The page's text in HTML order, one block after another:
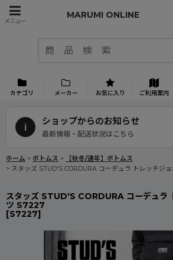
メニュー
MARUMI ONLINE
カテゴリ メーカー お気に入り ご利用案内
i
ショップからのお知らせ
最新情報・配送状況はこちら
ホーム > ボトムス >
【秋冬/通年】ボトムス
> スタッズ STUD'S CORDURA コーデュラ トレッチジ
スタッズ STUD'S CORDURA コーデュラ
ツ S7227
[S7227]